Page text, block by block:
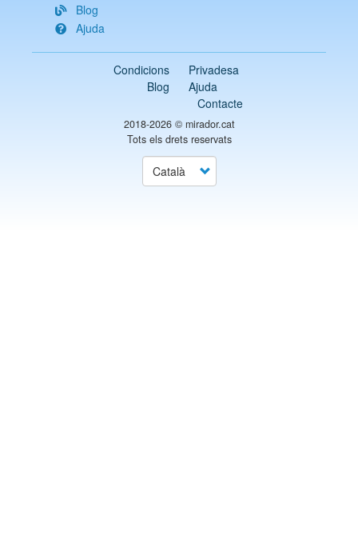
Blog
Ajuda
Condicions
Privadesa
Blog
Ajuda
Contacte
2018-2026 © mirador.cat
Tots els drets reservats
Select
your